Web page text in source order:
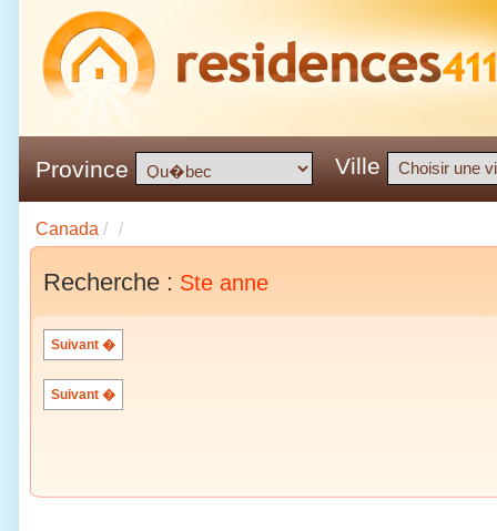
Province Ville
Canada / /
Recherche : Ste anne
Suivant �
Suivant �